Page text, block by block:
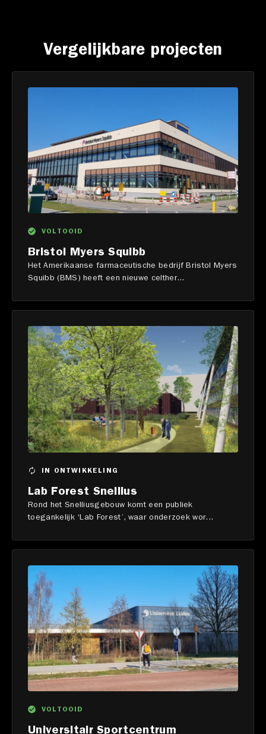
Vergelijkbare projecten
VOLTOOID
Bristol Myers Squibb
Het Amerikaanse farmaceutische bedrijf Bristol Myers
Squibb (BMS) heeft een nieuwe celther...
IN ONTWIKKELING
Lab Forest Snellius
Rond het Snelliusgebouw komt een publiek
toegankelijk ‘Lab Forest’, waar onderzoek wor...
VOLTOOID
Universitair Sportcentrum